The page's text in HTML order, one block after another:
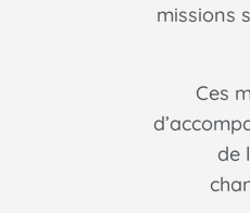
missions
Ces
de